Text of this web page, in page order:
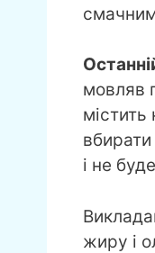
мовляв
і не
жиру і